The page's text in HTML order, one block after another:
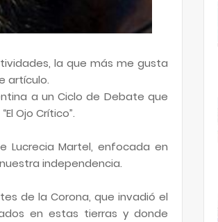
la que más me gusta
artículo.
a un Ciclo de Debate que
Ojo Crítico”.
Lucrecia Martel, enfocada en
independencia.
de la Corona, que invadió el
en estas tierras y donde